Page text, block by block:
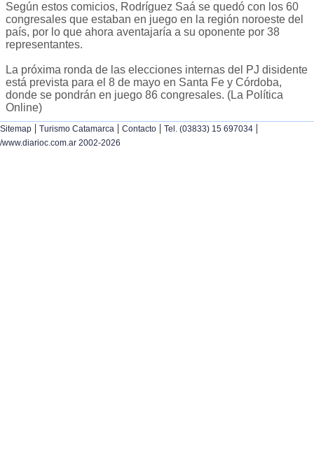
Según estos comicios, Rodríguez Saá se quedó con los 60
congresales que estaban en juego en la región noroeste del
país, por lo que ahora aventajaría a su oponente por 38
representantes.
La próxima ronda de las elecciones internas del PJ disidente
está prevista para el 8 de mayo en Santa Fe y Córdoba,
donde se pondrán en juego 86 congresales. (La Política
Online)
Sitemap | Turismo Catamarca | Contacto | Tel. (03833) 15 697034 |
/www.diarioc.com.ar 2002-2026